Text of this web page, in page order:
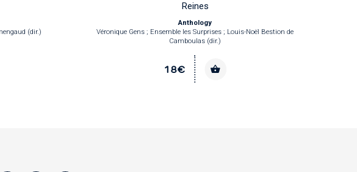
(dir.)
Reines
Anthology
Véronique Gens ; Ensemble les Surprises ; Louis-Noël Bestion de
Camboulas (dir.)
18€